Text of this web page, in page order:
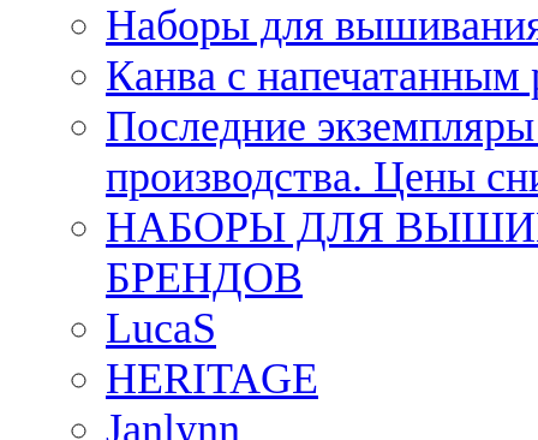
Наборы для
Канва с напечатанным
Последние
производства. Цены
НАБОРЫ ДЛЯ
БРЕНДОВ
LucaS
HERITAGE
Janlynn